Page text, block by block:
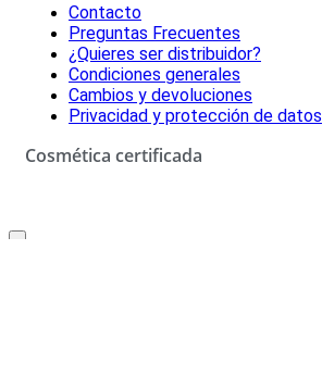
Contacto
Preguntas Frecuentes
¿Quieres ser distribuidor?
Condiciones generales
Cambios y devoluciones
Privacidad y protección de datos
Cosmética certificada